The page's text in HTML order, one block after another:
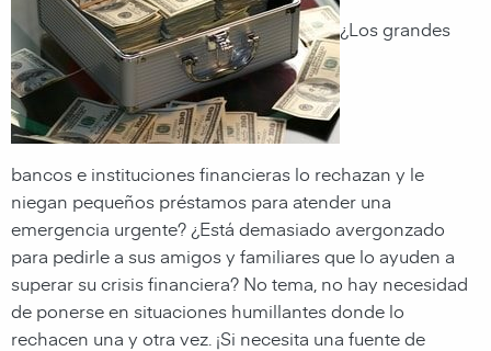
¿Los grandes
bancos e instituciones financieras lo rechazan y le
niegan pequeños préstamos para atender una
emergencia urgente? ¿Está demasiado avergonzado
para pedirle a sus amigos y familiares que lo ayuden a
superar su crisis financiera? No tema, no hay necesidad
de ponerse en situaciones humillantes donde lo
rechacen una y otra vez. ¡Si necesita una fuente de